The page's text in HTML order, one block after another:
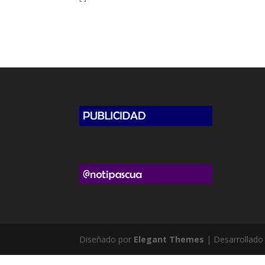
Diseñado por Elegant Themes |